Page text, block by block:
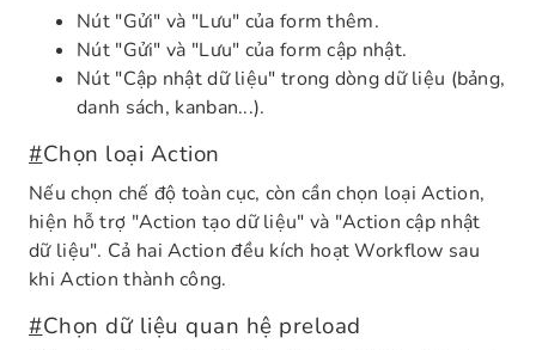
Nút "Gửi" và "Lưu" của form thêm.
Nút "Gửi" và "Lưu" của form cập nhật.
Nút "Cập nhật dữ liệu" trong dòng dữ liệu (bảng,
danh sách, kanban...).
#Chọn loại Action
Nếu chọn chế độ toàn cục, còn cần chọn loại Action,
hiện hỗ trợ "Action tạo dữ liệu" và "Action cập nhật
dữ liệu". Cả hai Action đều kích hoạt Workflow sau
khi Action thành công.
#Chọn dữ liệu quan hệ preload